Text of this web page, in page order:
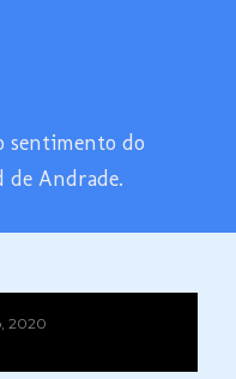
sentimento do
de Andrade.
2020